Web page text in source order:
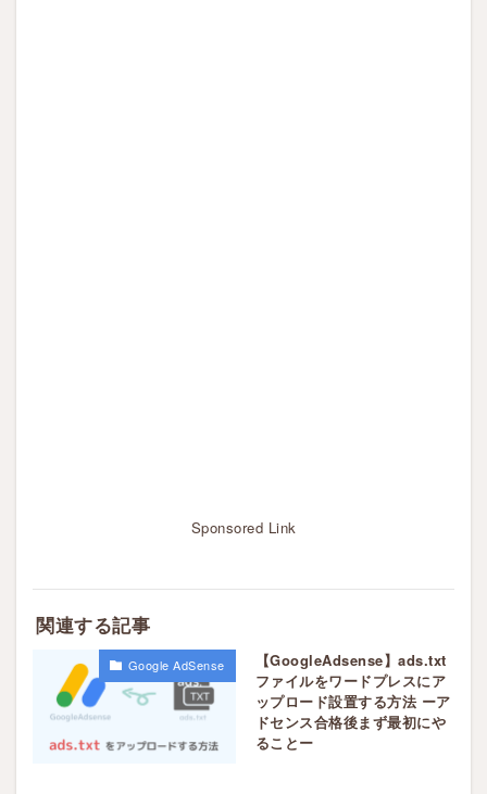
Sponsored Link
関連する記事
Google AdSense
【GoogleAdsense】ads.txt
ファイルをワードプレスにア
ップロード設置する方法 ーア
ドセンス合格後まず最初にや
ることー